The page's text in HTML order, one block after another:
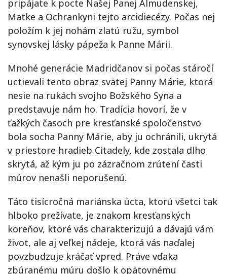
pripájate k pocte Našej Panej Almudenskej,
Matke a Ochrankyni tejto arcidiecézy. Počas nej
položím k jej nohám zlatú ružu, symbol
synovskej lásky pápeža k Panne Márii.
Mnohé generácie Madridčanov si počas stáročí
uctievali tento obraz svätej Panny Márie, ktorá
nesie na rukách svojho Božského Syna a
predstavuje nám ho. Tradícia hovorí, že v
ťažkých časoch pre kresťanské spoločenstvo
bola socha Panny Márie, aby ju ochránili, ukrytá
v priestore hradieb Citadely, kde zostala dlho
skrytá, až kým ju po zázračnom zrútení časti
múrov nenašli neporušenú.
Táto tisícročná mariánska úcta, ktorú všetci tak
hlboko prežívate, je znakom kresťanských
koreňov, ktoré vás charakterizujú a dávajú vám
život, ale aj veľkej nádeje, ktorá vás naďalej
povzbudzuje kráčať vpred. Práve vďaka
zbúranému múru došlo k opätovnému